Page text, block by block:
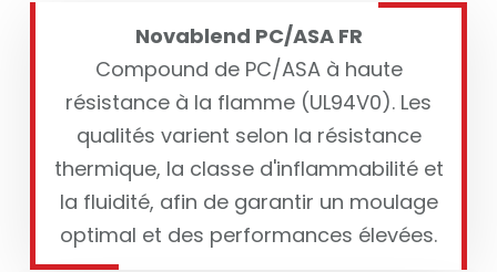
Novablend PC/ASA FR
Compound de PC/ASA à haute
résistance à la flamme (UL94V0). Les
qualités varient selon la résistance
thermique, la classe d'inflammabilité et
la fluidité, afin de garantir un moulage
optimal et des performances élevées.